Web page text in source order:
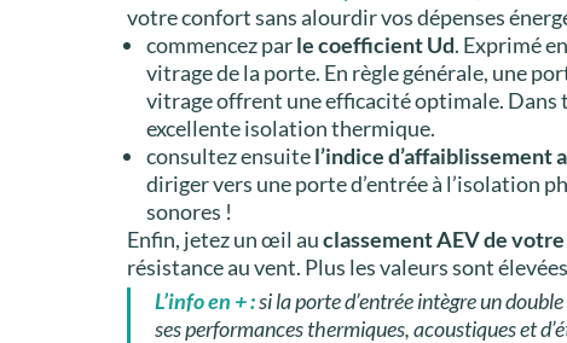
votre confort sans alourdir vos dépenses
commencez parle coefficient Ud. Exprimé
vitrage de la porte. En règle générale, une
vitrage offrent une efficacité optimale. Dans
excellente isolation thermique.
consultez ensuitel’indice d’affaiblissement
diriger vers une porte d’entrée à l’isolation
sonores !
Enfin, jetez un œil auclassement AEV de
résistance au vent. Plus les valeurs sont
L’info en + :si la porte d’entrée intègre un
ses performances thermiques, acoustiques et